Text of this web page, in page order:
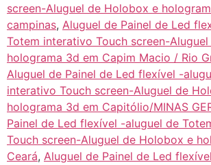
screen-Aluguel de Holobox e
campinas, Aluguel de Painel de Led
Totem interativo Touch screen-
holograma 3d em Capim Macio / Rio
Aluguel de Painel de Led flexível -
interativo Touch screen-Aluguel de
holograma 3d em Capitólio/MINAS
Painel de Led flexível -aluguel de
Touch screen-Aluguel de Holobox e
Ceará, Aluguel de Painel de Led